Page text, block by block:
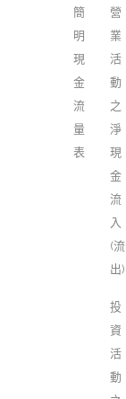
簡
明
現
金
流
量
表
營
業
活
動
之
淨
現
金
流
入
(流
出)
投
資
活
動